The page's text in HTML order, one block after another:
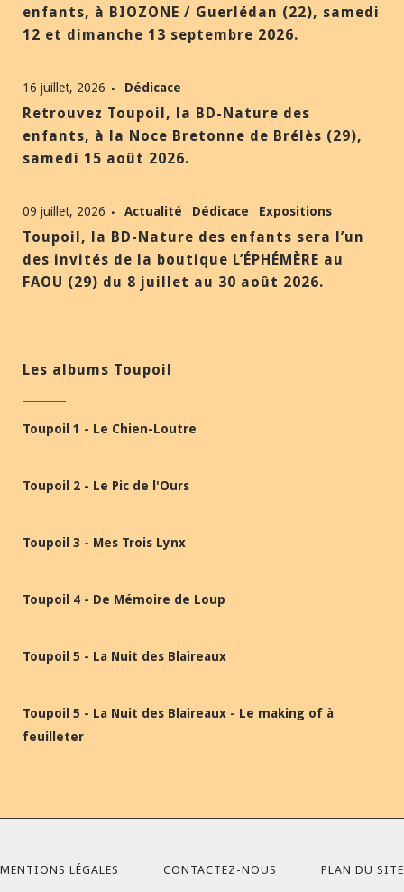
enfants, à BIOZONE / Guerlédan (22), samedi
12 et dimanche 13 septembre 2026.
16 juillet, 2026 Dédicace
Retrouvez Toupoil, la BD-Nature des
enfants, à la Noce Bretonne de Brélès (29),
samedi 15 août 2026.
09 juillet, 2026 Actualité Dédicace Expositions
Toupoil, la BD-Nature des enfants sera l’un
des invités de la boutique L’ÉPHÉMÈRE au
FAOU (29) du 8 juillet au 30 août 2026.
Les albums Toupoil
Toupoil 1 - Le Chien-Loutre
Toupoil 2 - Le Pic de l'Ours
Toupoil 3 - Mes Trois Lynx
Toupoil 4 - De Mémoire de Loup
Toupoil 5 - La Nuit des Blaireaux
Toupoil 5 - La Nuit des Blaireaux - Le making of à
feuilleter
MENTIONS LÉGALES CONTACTEZ-NOUS PLAN DU SITE